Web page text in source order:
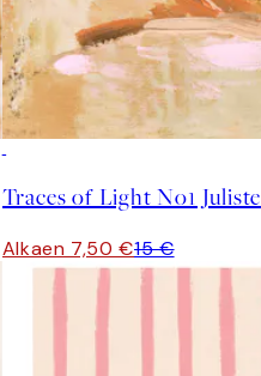
Traces of Light No1 Juliste
Alkaen 7,50 €15 €